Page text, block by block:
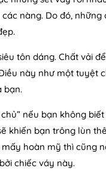
nàng. Do đó,
tôn dáng. Chất vải
này như một tuyệt
bạn.
nếu bạn không
khiến bạn trông lùn
hoàn mỹ thì cũng
chiếc váy này.